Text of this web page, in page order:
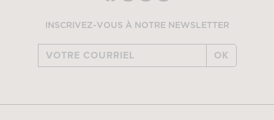
INSCRIVEZ-VOUS À NOTRE NEWSLETTER
OK